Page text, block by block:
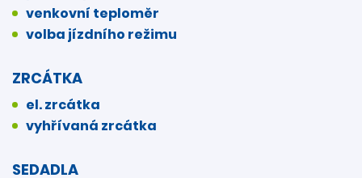
venkovní teploměr
volba jízdního režimu
ZRCÁTKA
el. zrcátka
vyhřívaná zrcátka
SEDADLA